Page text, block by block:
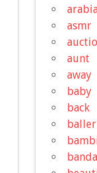
asmr
aunt
away
baby
back